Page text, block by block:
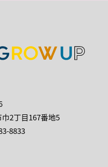
2丁目167番地5
8833